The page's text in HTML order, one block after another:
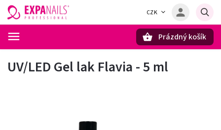
CZK
Prázdný košík
UV/LED Gel lak Flavia - 5 ml